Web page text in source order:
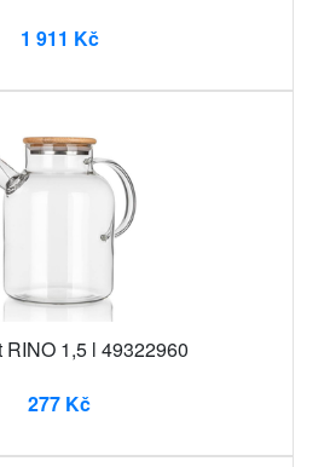
1 911 Kč
RINO 1,5 l 49322960
277 Kč